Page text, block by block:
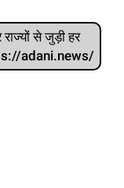
से जुड़ी हर
adani.news/